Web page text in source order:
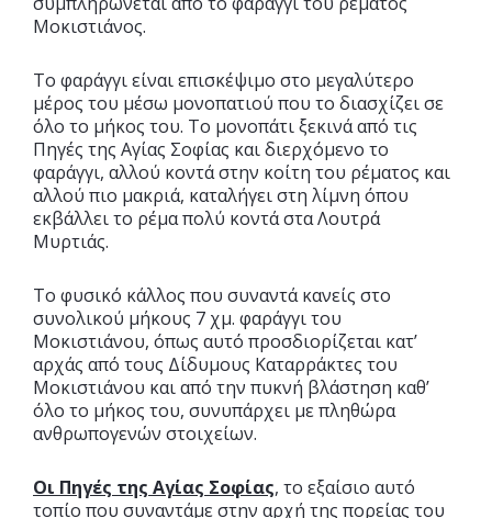
Μοκιστιάνος.
Το φαράγγι είναι επισκέψιμο στο μεγαλύτερο
μέρος του μέσω μονοπατιού που το διασχίζει σε
όλο το μήκος του. Το μονοπάτι ξεκινά από τις
Πηγές της Αγίας Σοφίας και διερχόμενο το
φαράγγι, αλλού κοντά στην κοίτη του ρέματος και
αλλού πιο μακριά, καταλήγει στη λίμνη όπου
εκβάλλει το ρέμα πολύ κοντά στα Λουτρά
Μυρτιάς.
Το φυσικό κάλλος που συναντά κανείς στο
συνολικού μήκους 7 χμ. φαράγγι του
Μοκιστιάνου, όπως αυτό προσδιορίζεται κατ’
αρχάς από τους Δίδυμους Καταρράκτες του
Μοκιστιάνου και από την πυκνή βλάστηση καθ’
όλο το μήκος του, συνυπάρχει με πληθώρα
ανθρωπογενών στοιχείων.
Οι Πηγές της Αγίας Σοφίας, το εξαίσιο αυτό
τοπίο που συναντάμε στην αρχή της πορείας του